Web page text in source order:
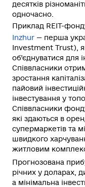
десятків
одночасно.
Приклад REIT-
Inzhur — перша
Investment Trust),
об’єднуватися для
Співвласники
зростання
пайовий
інвестування у
Співвласники
які здаються в
супермаркетів та
швидкого
житловим
Прогнозована
річних у доларах,
а мінімальна